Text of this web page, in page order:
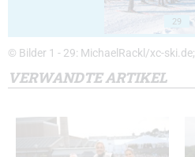
29
© Bilder 1 - 29: MichaelRackl/xc-ski.de;
VERWANDTE ARTIKEL